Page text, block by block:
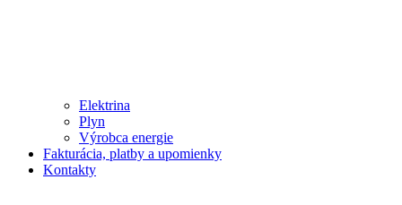
Elektrina
Plyn
Výrobca energie
Fakturácia, platby a upomienky
Kontakty